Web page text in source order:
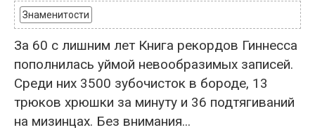
Знаменитости
За 60 с лишним лет Книга рекордов Гиннесса
пополнилась уймой невообразимых записей.
Среди них 3500 зубочисток в бороде, 13
трюков хрюшки за минуту и 36 подтягиваний
на мизинцах. Без внимания...